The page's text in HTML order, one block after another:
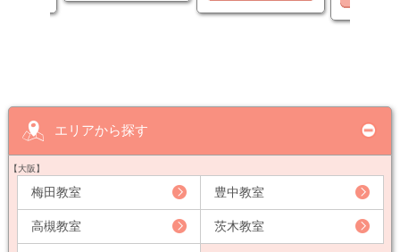
エリアから探す
【大阪】
梅田教室 豊中教室
高槻教室 茨木教室